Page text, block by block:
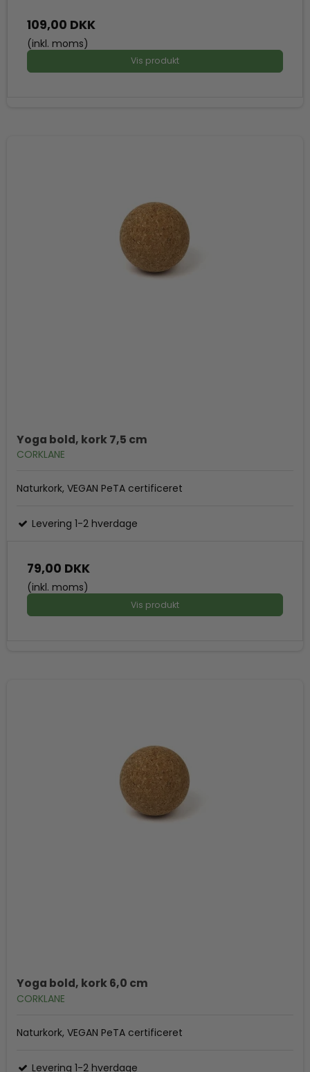
109,00 DKK
(inkl. moms)
Vis produkt
Yoga bold, kork 7,5 cm
CORKLANE
Naturkork, VEGAN PeTA certificeret
Levering 1-2 hverdage
79,00 DKK
(inkl. moms)
Vis produkt
Yoga bold, kork 6,0 cm
CORKLANE
Naturkork, VEGAN PeTA certificeret
Levering 1-2 hverdage